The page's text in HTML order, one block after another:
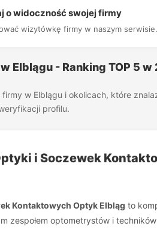
o widoczność swojej firmy
wizytówkę firmy w naszym serwisie.
Elblągu - Ranking TOP 5 w
w Elblągu i okolicach, które
profilu.
i Soczewek
Kontaktowych Optyk Elbląg to
zespołem optometrystów i